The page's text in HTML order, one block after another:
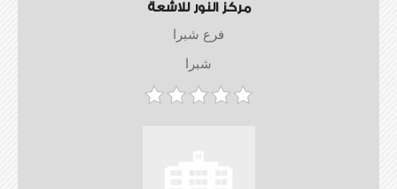
مركز النور للاشعة
فرع شبرا
شبرا